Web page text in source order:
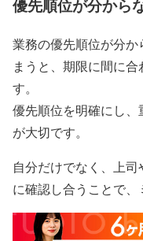
優先順位が分から
業務の優先順位が分
まうと、期限に間に
す。
優先順位を明確にし
が大切です。
自分だけでなく、上
に確認し合うことで、